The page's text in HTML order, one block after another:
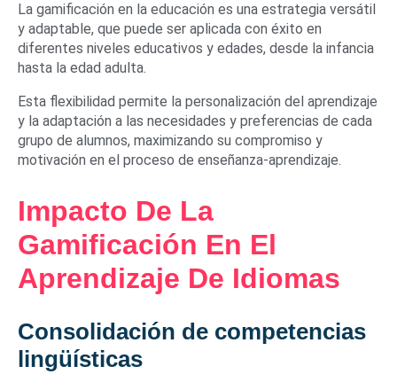
La gamificación en la educación es una estrategia versátil
y adaptable, que puede ser aplicada con éxito en
diferentes niveles educativos y edades, desde la infancia
hasta la edad adulta.
Esta flexibilidad permite la personalización del aprendizaje
y la adaptación a las necesidades y preferencias de cada
grupo de alumnos, maximizando su compromiso y
motivación en el proceso de enseñanza-aprendizaje.
Impacto De La
Gamificación En El
Aprendizaje De Idiomas
Consolidación de competencias
lingüísticas